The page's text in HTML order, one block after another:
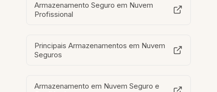
Armazenamento Seguro em Nuvem
Profissional
Principais Armazenamentos em Nuvem
Seguros
Armazenamento em Nuvem Seguro e